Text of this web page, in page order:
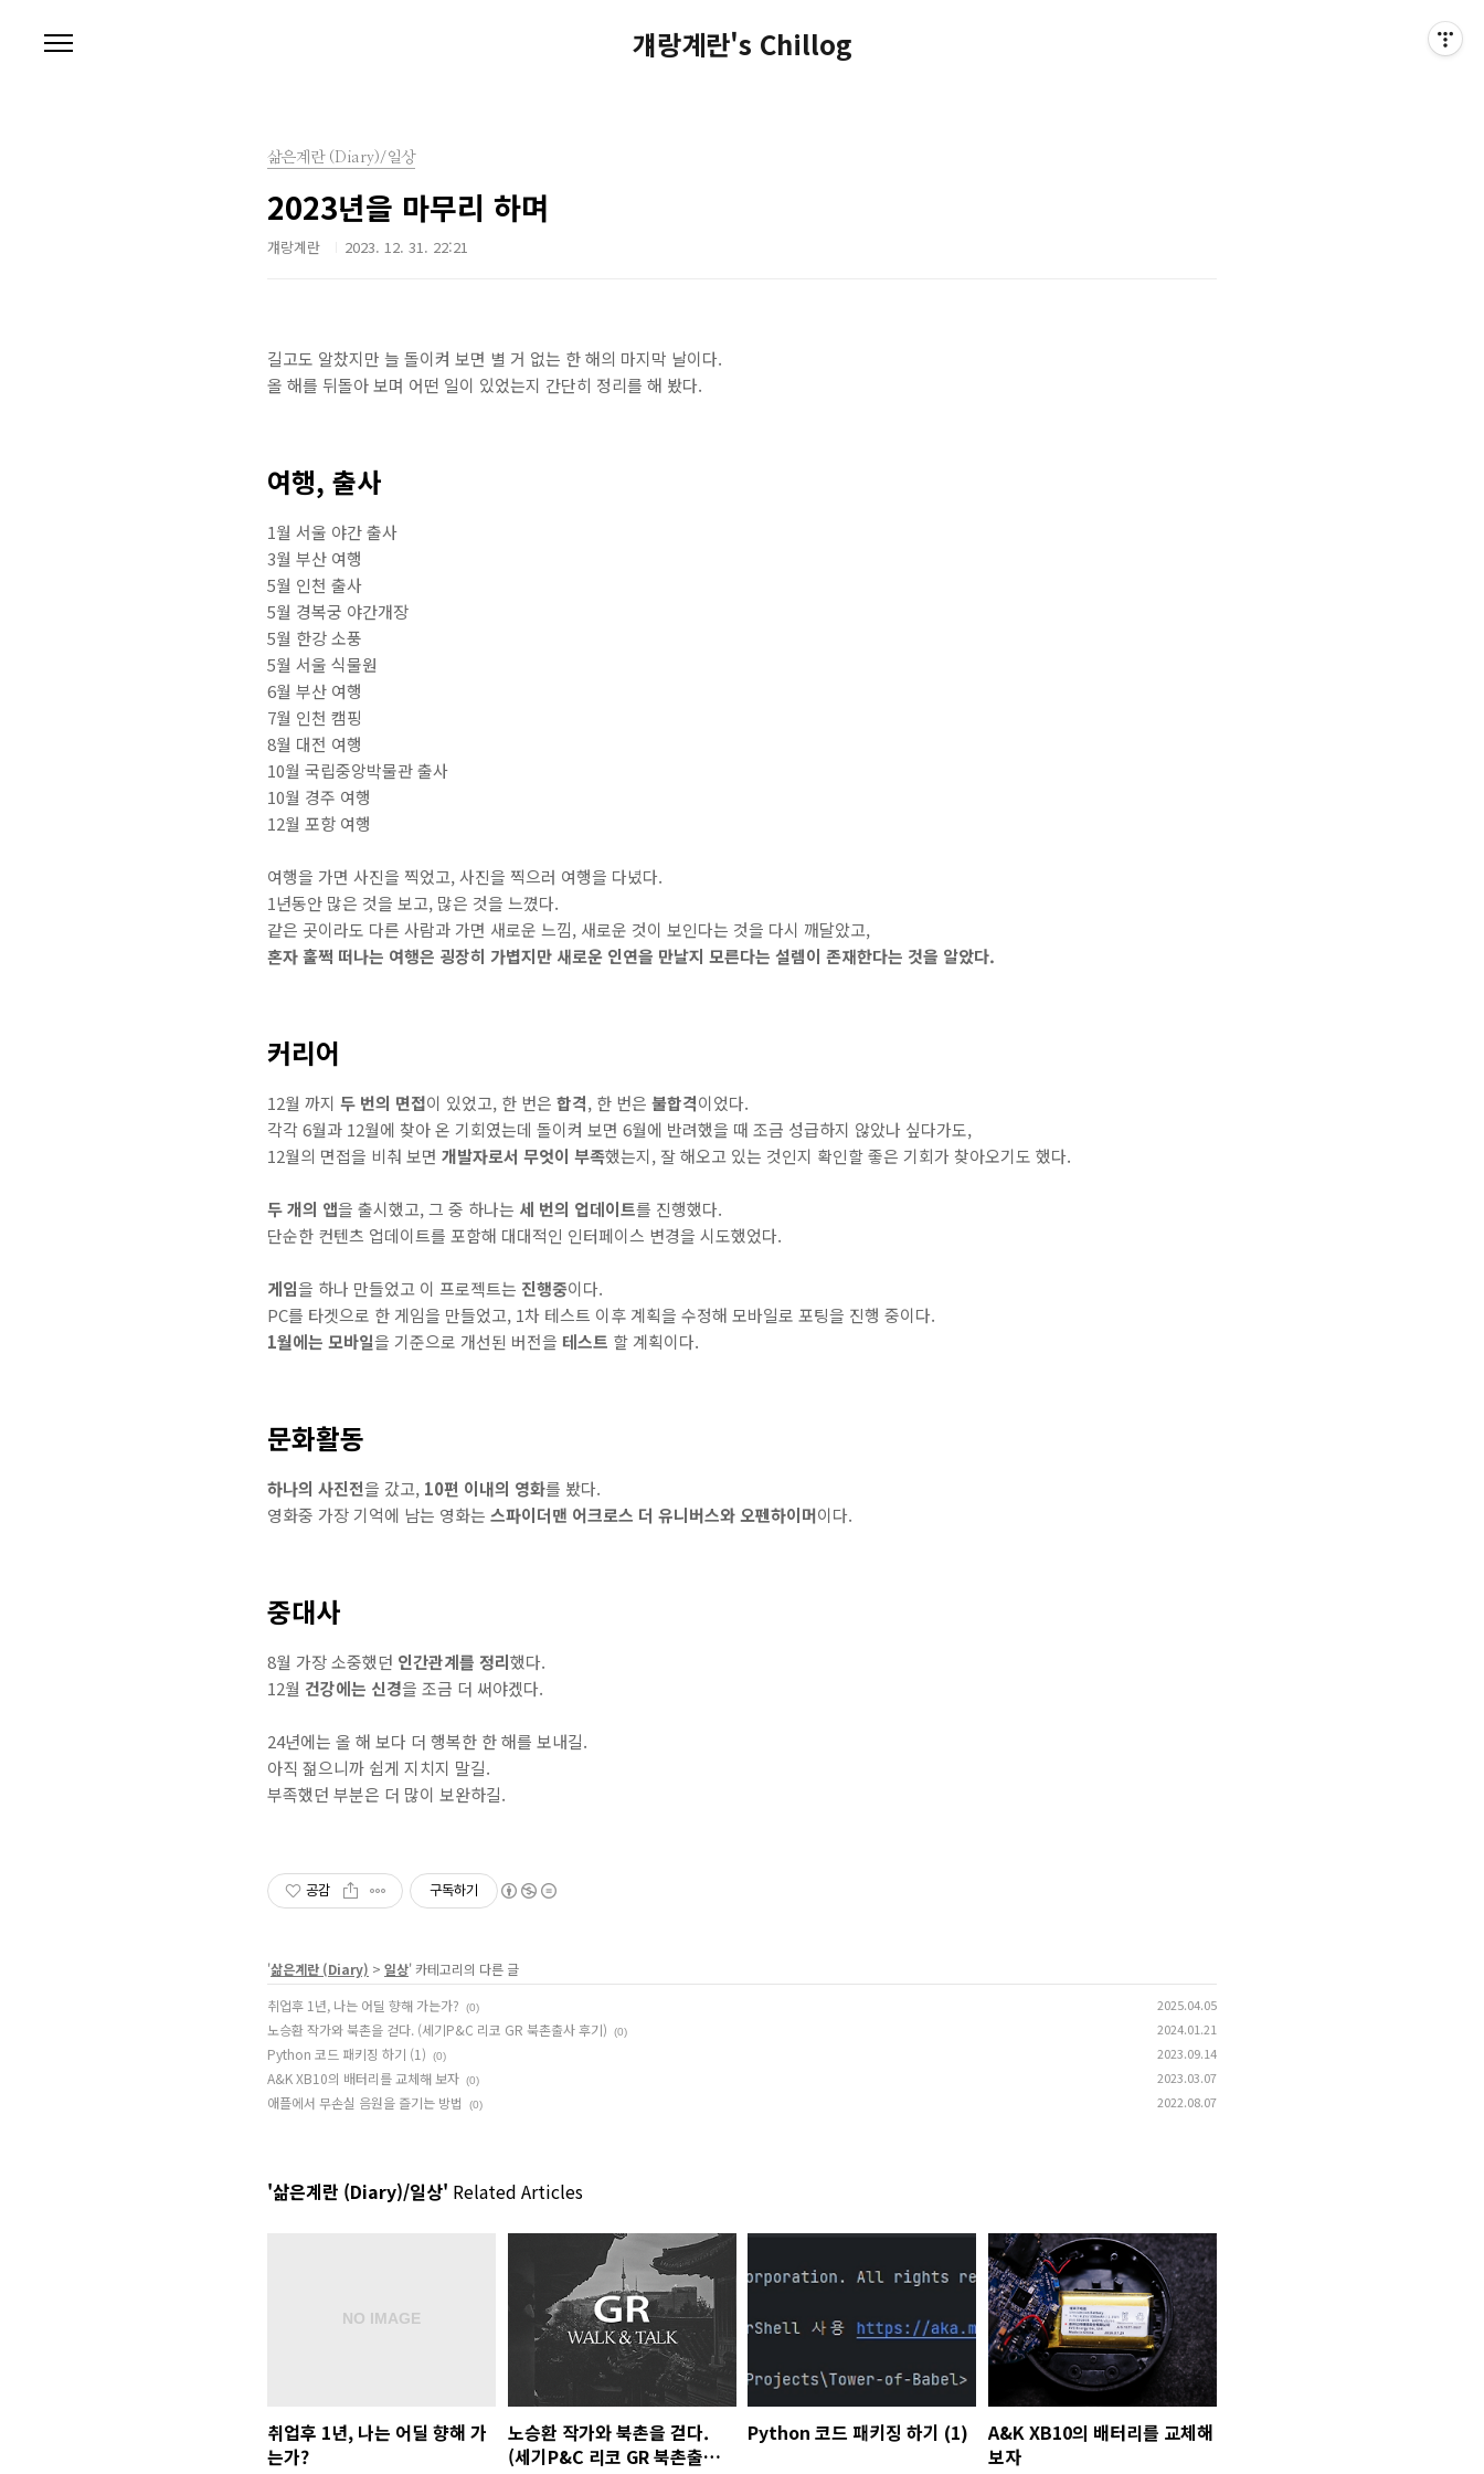
걔랑계란's Chillog
삶은계란 (Diary)/일상
2023년을 마무리 하며
걔랑계란 2023. 12. 31. 22:21
길고도 알찼지만 늘 돌이켜 보면 별 거 없는 한 해의 마지막 날이다.
올 해를 뒤돌아 보며 어떤 일이 있었는지 간단히 정리를 해 봤다.
여행, 출사
1월 서울 야간 출사
3월 부산 여행
5월 인천 출사
5월 경복궁 야간개장
5월 한강 소풍
5월 서울 식물원
6월 부산 여행
7월 인천 캠핑
8월 대전 여행
10월 국립중앙박물관 출사
10월 경주 여행
12월 포항 여행
여행을 가면 사진을 찍었고, 사진을 찍으러 여행을 다녔다.
1년동안 많은 것을 보고, 많은 것을 느꼈다.
같은 곳이라도 다른 사람과 가면 새로운 느낌, 새로운 것이 보인다는 것을 다시 깨달았고,
혼자 훌쩍 떠나는 여행은 굉장히 가볍지만 새로운 인연을 만날지 모른다는 설렘이 존재한다는 것을 알았다.
커리어
12월 까지 두 번의 면접이 있었고, 한 번은 합격, 한 번은 불합격이었다.
각각 6월과 12월에 찾아 온 기회였는데 돌이켜 보면 6월에 반려했을 때 조금 성급하지 않았나 싶다가도,
12월의 면접을 비춰 보면 개발자로서 무엇이 부족했는지, 잘 해오고 있는 것인지 확인할 좋은 기회가 찾아오기도 했다.
두 개의 앱을 출시했고, 그 중 하나는 세 번의 업데이트를 진행했다.
단순한 컨텐츠 업데이트를 포함해 대대적인 인터페이스 변경을 시도했었다.
게임을 하나 만들었고 이 프로젝트는 진행중이다.
PC를 타겟으로 한 게임을 만들었고, 1차 테스트 이후 계획을 수정해 모바일로 포팅을 진행 중이다.
1월에는 모바일을 기준으로 개선된 버전을 테스트 할 계획이다.
문화활동
하나의 사진전을 갔고, 10편 이내의 영화를 봤다.
영화중 가장 기억에 남는 영화는 스파이더맨 어크로스 더 유니버스와 오펜하이머이다.
중대사
8월 가장 소중했던 인간관계를 정리했다.
12월 건강에는 신경을 조금 더 써야겠다.
24년에는 올 해 보다 더 행복한 한 해를 보내길.
아직 젊으니까 쉽게 지치지 말길.
부족했던 부분은 더 많이 보완하길.
공감 구독하기
'삶은계란 (Diary) > 일상' 카테고리의 다른 글
취업후 1년, 나는 어딜 향해 가는가?
(0) 2025.04.05
노승환 작가와 북촌을 걷다. (세기P&C 리코 GR 북촌출사 후기) (0) 2024.01.21
Python 코드 패키징 하기 (1) (0) 2023.09.14
A&K XB10의 배터리를 교체해 보자 (0) 2023.03.07
애플에서 무손실 음원을 즐기는 방법 (0) 2022.08.07
'삶은계란 (Diary)/일상' Related Articles
취업후 1년, 나는 어딜 향해 가
는가?
노승환 작가와 북촌을 걷다.
(세기P&C 리코 GR 북촌출사
Python 코드 패키징 하기 (1)
A&K XB10의 배터리를 교체해
보자